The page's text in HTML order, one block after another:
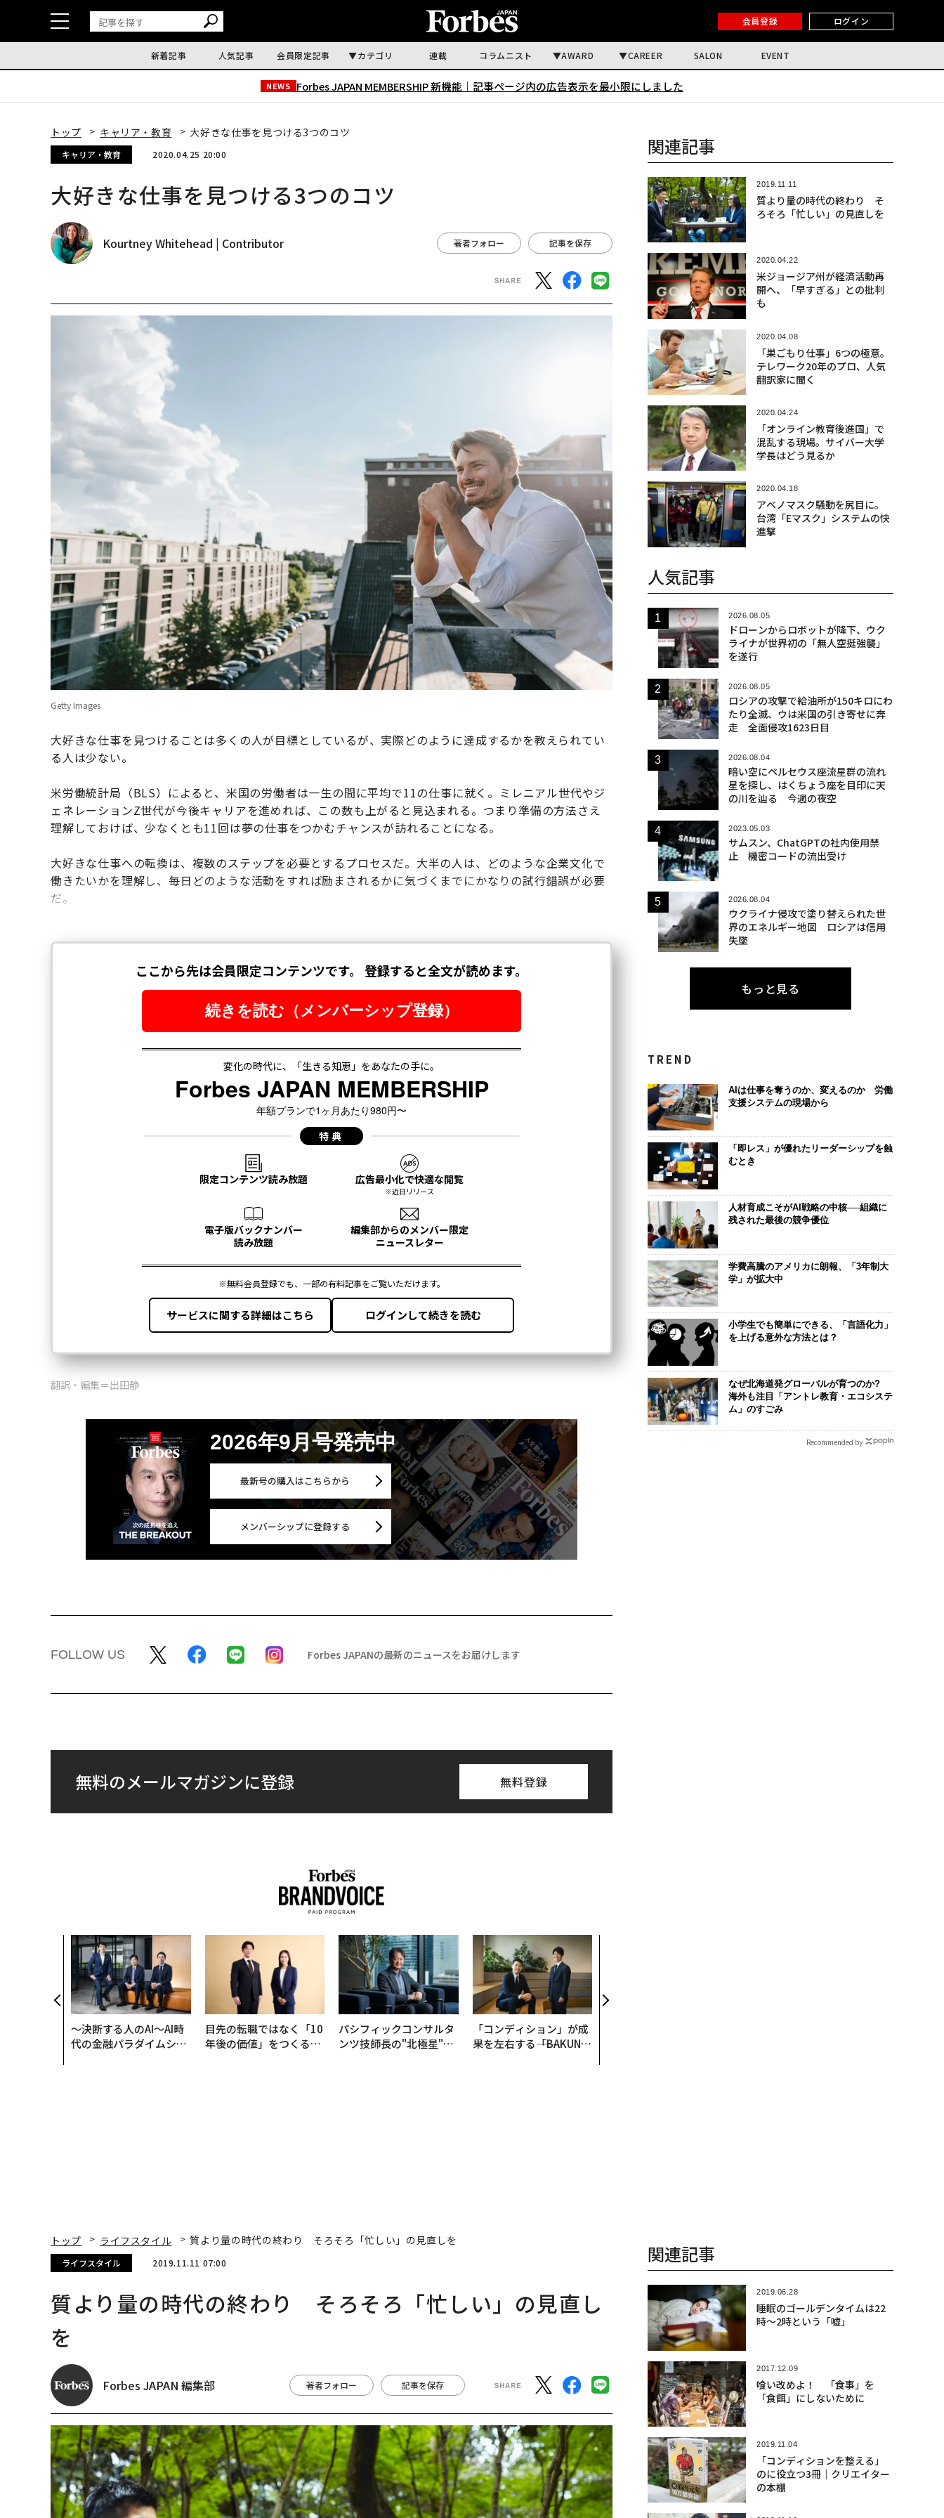
会員登録 ログイン
新着記事 人気記事 会員限定記事 カテゴリ 連載 コラムニスト AWARD CAREER SALON EVENT
NEWS Forbes JAPAN MEMBERSHIP 新機能｜ 記事ページ内の広告表示を最小限にしました
トップ キャリア・教育 大好きな仕事を見つける3つのコツ
キャリア・教育 2020.04.25 20:00
大好きな仕事を見つける3つのコツ
Kourtney Whitehead | Contributor 著者フォロー 記事を保存
Getty Images
大好きな仕事を見つけることは多くの人が目標としているが、実際どのように達成するかを教えられてい
る人は少ない。
米労働統計局（BLS）によると、米国の労働者は一生の間に平均で11の仕事に就く。ミレニアル世代やジ
ェネレーションZ世代が今後キャリアを進めれば、この数も上がると見込まれる。つまり準備の方法さえ
理解しておけば、少なくとも11回は夢の仕事をつかむチャンスが訪れることになる。
大好きな仕事への転換は、複数のステップを必要とするプロセスだ。大半の人は、どのような企業文化で
働きたいかを理解し、毎日どのような活動をすれば励まされるかに気づくまでにかなりの試行錯誤が必要
だ。
翻訳・編集＝出田静
2026年9月号発売中
最新号の購入はこちらから
メンバーシップに登録する
FOLLOW US Forbes JAPANの最新のニュースをお届けします
無料のメールマガジンに登録 無料登録
〜決断する人のAI〜AI時
代の金融パラダイムシフ
目先の転職ではなく「10
年後の価値」をつくる─
パシフィックコンサルタ
ンツ技師長の"北極星"。
「コンディション」が成
果を左右する――「BAKUN
を徹底する理由
関連記事
2019.11.11
質より量の時代の終わり そ
ろそろ「忙しい」の見直しを
2020.04.22
米ジョージア州が経済活動再
開へ、「早すぎる」との批判
も
2020.04.08
「巣ごもり仕事」6つの極意。
テレワーク20年のプロ、人気
翻訳家に聞く
2020.04.24
「オンライン教育後進国」で
混乱する現場。サイバー大学
学長はどう見るか
2020.04.18
アベノマスク騒動を尻目に。
台湾「Eマスク」システムの快
進撃
人気記事
2026.08.05
ドローンからロボットが降下、ウク
ライナが世界初の「無人空挺強襲」
を遂行
2026.08.05
ロシアの攻撃で給油所が150キロにわ
たり全滅、ウは米国の引き寄せに奔
走 全面侵攻1623日目
2026.08.04
暗い空にペルセウス座流星群の流れ
星を探し、はくちょう座を目印に天
の川を辿る 今週の夜空
2023.05.03
サムスン、ChatGPTの社内使用禁
止 機密コードの流出受け
2026.08.04
ウクライナ侵攻で塗り替えられた世
界のエネルギー地図 ロシアは信用
失墜
もっと見る
TREND
AIは仕事を奪うのか、変えるのか 労働
支援システムの現場から
「即レス」が優れたリーダーシップを蝕
むとき
人材育成こそがAI戦略の中核──組織に
残された最後の競争優位
学費高騰のアメリカに朗報、「3年制大
学」が拡大中
小学生でも簡単にできる、「言語化力」
を上げる意外な方法とは？
なぜ北海道発グローバルが育つのか?
海外も注目「アントレ教育・エコシステ
ム」のすごみ
Recommended by
トップ ライフスタイル 質より量の時代の終わり そろそろ「忙しい」の見直しを
ライフスタイル 2019.11.11 07:00
質より量の時代の終わり そろそろ「忙しい」の見直し
を
Forbes JAPAN 編集部 著者フォロー 記事を保存
関連記事
2019.06.28
睡眠のゴールデンタイムは22
時〜2時という「嘘」
2017.12.09
喰い改めよ！ 「食事」を
「食餌」にしないために
2019.11.04
「コンディションを整える」
のに役立つ3冊｜クリエイター
の本棚